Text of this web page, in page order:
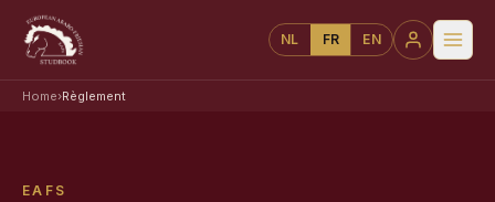
NL FR EN
Home›Règlement
EAFS